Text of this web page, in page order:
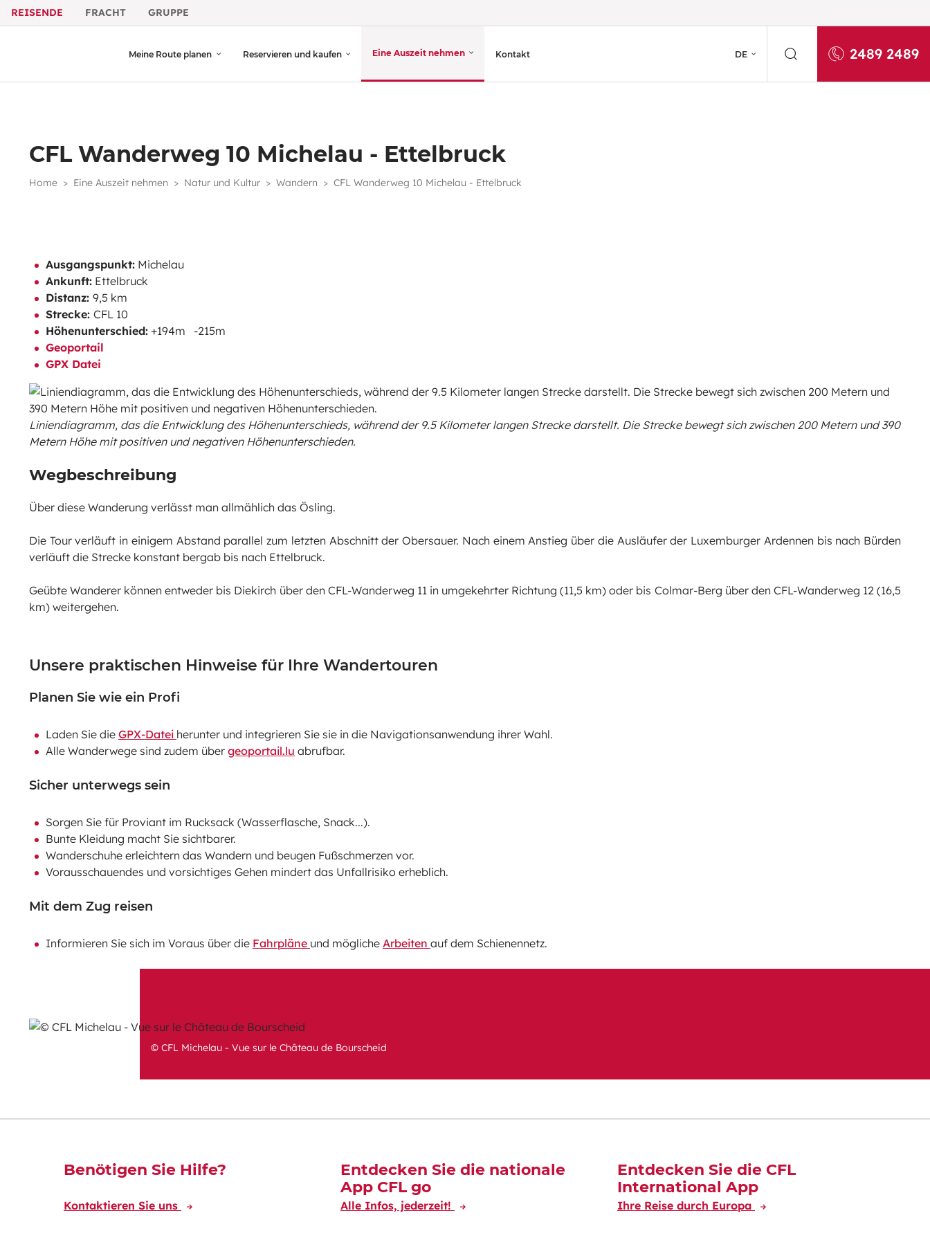
REISENDE FRACHT GRUPPE
DE 2489 2489
Meine Route planen Reservieren und kaufen Eine Auszeit nehmen Kontakt
CFL Wanderweg 10 Michelau - Ettelbruck
Home Eine Auszeit nehmen Natur und Kultur Wandern CFL Wanderweg 10 Michelau - Ettelbruck
Ausgangspunkt: Michelau
Ankunft: Ettelbruck
Distanz: 9,5 km
Strecke: CFL 10
Höhenunterschied: +194m -215m
Geoportail
GPX Datei
Liniendiagramm, das die Entwicklung des Höhenunterschieds, während der 9.5 Kilometer langen Strecke darstellt. Die Strecke bewegt sich zwischen 200 Metern und 390
Metern Höhe mit positiven und negativen Höhenunterschieden.
Wegbeschreibung
Über diese Wanderung verlässt man allmählich das Ösling.
Die Tour verläuft in einigem Abstand parallel zum letzten Abschnitt der Obersauer. Nach einem Anstieg über die Ausläufer der Luxemburger Ardennen bis nach Bürden
verläuft die Strecke konstant bergab bis nach Ettelbruck.
Geübte Wanderer können entweder bis Diekirch über den CFL-Wanderweg 11 in umgekehrter Richtung (11,5 km) oder bis Colmar-Berg über den CFL-Wanderweg 12 (16,5
km) weitergehen.
Unsere praktischen Hinweise für Ihre Wandertouren
Planen Sie wie ein Profi
Laden Sie die GPX-Datei herunter und integrieren Sie sie in die Navigationsanwendung ihrer Wahl.
Alle Wanderwege sind zudem über geoportail.lu abrufbar.
Sicher unterwegs sein
Sorgen Sie für Proviant im Rucksack (Wasserflasche, Snack...).
Bunte Kleidung macht Sie sichtbarer.
Wanderschuhe erleichtern das Wandern und beugen Fußschmerzen vor.
Vorausschauendes und vorsichtiges Gehen mindert das Unfallrisiko erheblich.
Mit dem Zug reisen
Informieren Sie sich im Voraus über die Fahrpläne und mögliche Arbeiten auf dem Schienennetz.
© CFL Michelau - Vue sur le Château de Bourscheid
Découvrez-en plus
Benötigen Sie Hilfe?
Kontaktieren Sie uns
Entdecken Sie die nationale
App CFL go
Alle Infos, jederzeit!
Entdecken Sie die CFL
International App
Ihre Reise durch Europa